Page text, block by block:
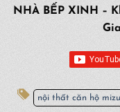
NHÀ BẾP XINH –
nội thất căn hộ